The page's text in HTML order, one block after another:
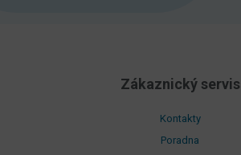
Zákaznický servis
Kontakty
Poradna